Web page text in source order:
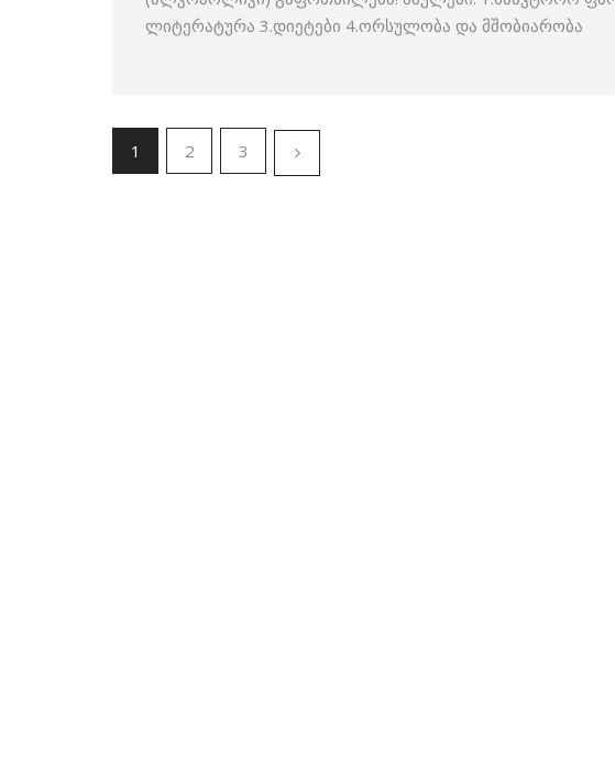
ლიტერატურა 3.დიეტები 4.ორსულობა და მშობიარობა
1 2 3